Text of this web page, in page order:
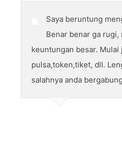
Saya beruntung
Benar benar ga rugi,
keuntungan besar. Mulai
pulsa,token,tiket, dll.
salahnya anda